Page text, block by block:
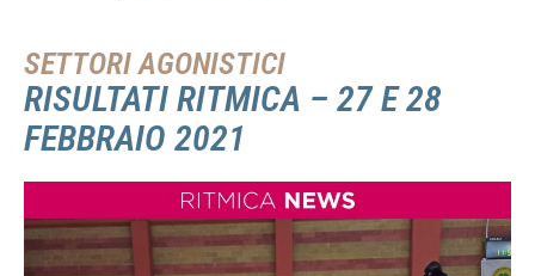
SETTORI AGONISTICI
RISULTATI RITMICA – 27 E 28
FEBBRAIO 2021